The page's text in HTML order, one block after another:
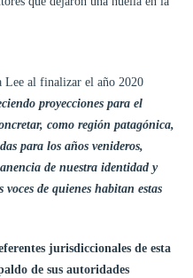
Lee al finalizar el año 2020
proyecciones para el
como región patagónica,
para los años venideros,
de nuestra identidad y
de quienes habitan estas
jurisdiccionales de esta
de sus autoridades